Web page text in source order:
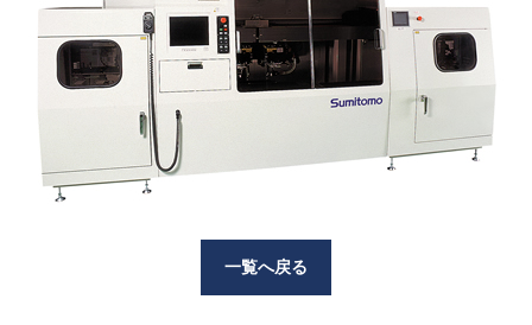
一覧へ戻る